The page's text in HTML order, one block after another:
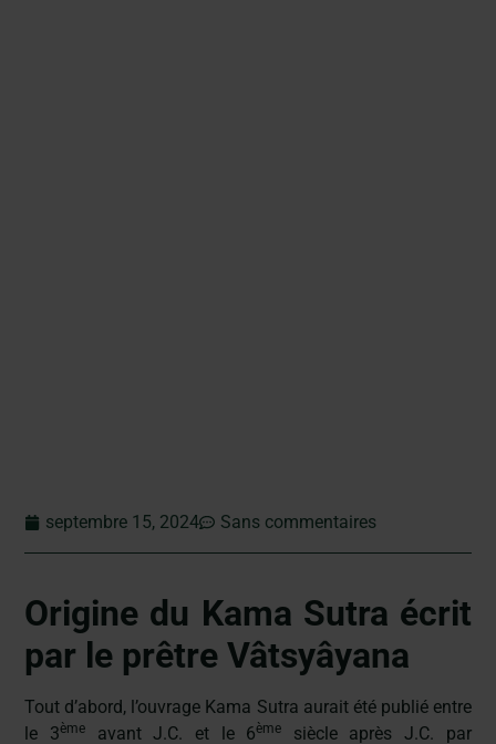
septembre 15, 2024 Sans commentaires
Origine du Kama Sutra écrit
par le prêtre Vâtsyâyana
Tout d’abord, l’ouvrage Kama Sutra aurait été publié entre
le 3ème avant J.C. et le 6ème
siècle après J.C. par